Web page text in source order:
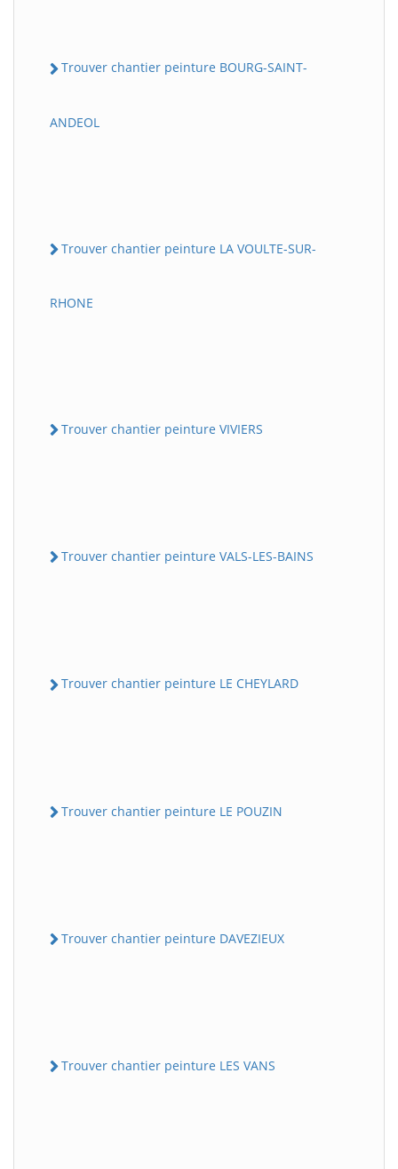
Trouver chantier peinture BOURG-SAINT-
ANDEOL
Trouver chantier peinture LA VOULTE-SUR-
RHONE
Trouver chantier peinture VIVIERS
Trouver chantier peinture VALS-LES-BAINS
Trouver chantier peinture LE CHEYLARD
Trouver chantier peinture LE POUZIN
Trouver chantier peinture DAVEZIEUX
Trouver chantier peinture LES VANS